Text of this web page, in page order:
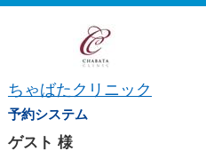
ちゃばたクリニック
予約システム
ゲスト 様